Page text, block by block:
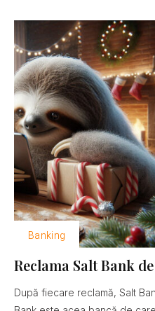
Banking
Reclama Salt Bank
După fiecare reclamă, Salt